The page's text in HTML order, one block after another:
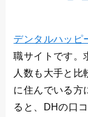
デンタルハッピ
職サイトです。
人数も大手と比
に住んでいる方
ると、DHの口